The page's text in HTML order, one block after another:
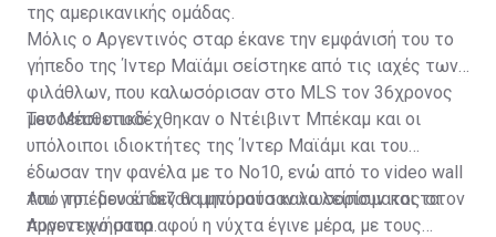
της αμερικανικής ομάδας.
Μόλις ο Αργεντινός σταρ έκανε την εμφάνισή του το
γήπεδο της Ίντερ Μαϊάμι σείστηκε από τις ιαχές των
φιλάθλων, που καλωσόρισαν στο MLS τον 36χρονος
μεσοεπιθετικό.
Τον Μέσι υποδέχθηκαν ο Ντέιβιντ Μπέκαμ και οι
υπόλοιποι ιδιοκτήτες της Ίντερ Μαϊάμι και του
έδωσαν την φανέλα με το Νο10, ενώ από το video wall
του γηπέδου έπαιζαν μηνύματα καλωσορίσματος στον
Αργεντινό σταρ.
Από το... μενού δεν θα μπορούσαν να λείπουν και τα
πυροτεχνήματα αφού η νύχτα έγινε μέρα, με τους